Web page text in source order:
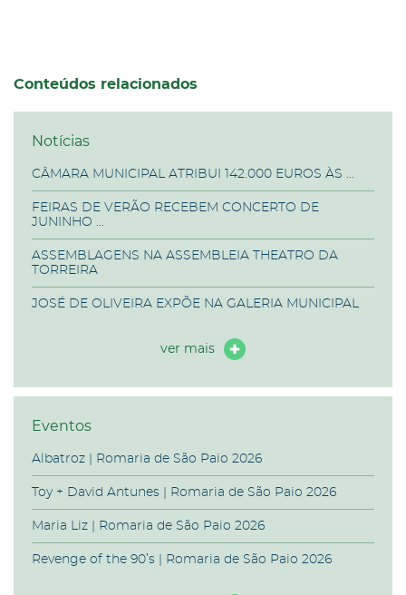
Conteúdos relacionados
Notícias
CÂMARA MUNICIPAL ATRIBUI 142.000 EUROS ÀS ...
FEIRAS DE VERÃO RECEBEM CONCERTO DE
JUNINHO ...
ASSEMBLAGENS NA ASSEMBLEIA THEATRO DA
TORREIRA
JOSÉ DE OLIVEIRA EXPÕE NA GALERIA MUNICIPAL
ver mais
Eventos
Albatroz | Romaria de São Paio 2026
Toy + David Antunes | Romaria de São Paio 2026
Maria Liz | Romaria de São Paio 2026
Revenge of the 90’s | Romaria de São Paio 2026